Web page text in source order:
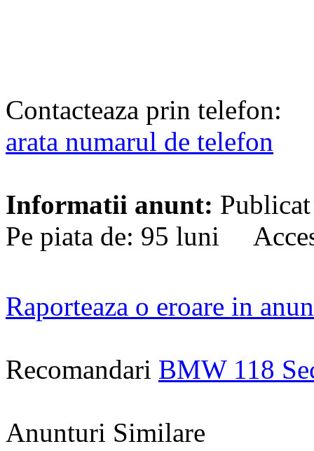
Contacteaza prin telefon:
arata numarul de telefon
Informatii anunt:
Pe piata de: 95 luni
Raporteaza o eroare in
Recomandari BMW 118
Anunturi Similare